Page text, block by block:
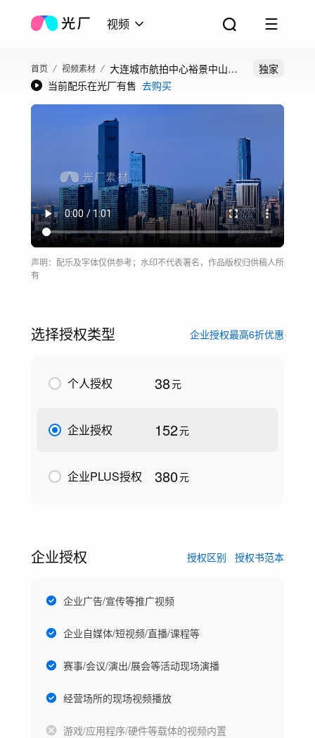
视频
首页 视频素材
大连城市航拍中心裕景中山路
友好广场
独家
当前配乐在光厂有售 去购买
声明：配乐及字体仅供参考；水印不代表署名，作品版权归供稿人所
有
选择授权类型 企业授权最高6折优惠
个人授权 38元
企业授权 152元
企业PLUS授权 380元
企业授权 授权区别 授权书范本
企业广告/宣传等推广视频
企业自媒体/短视频/直播/课程等
赛事/会议/演出/展会等活动现场演播
经营场所的现场视频播放
游戏/应用程序/硬件等载体的视频内置